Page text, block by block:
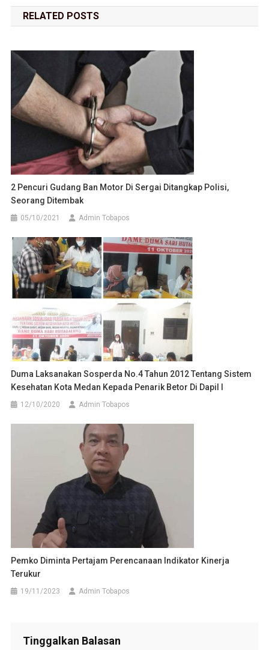
RELATED POSTS
2 Pencuri Gudang Ban Motor Di Sergai Ditangkap Polisi,
Seorang Ditembak
05/10/2021 Admin Tobapos
Duma Laksanakan Sosperda No.4 Tahun 2012 Tentang Sistem
Kesehatan Kota Medan Kepada Penarik Betor Di Dapil I
12/10/2020 Admin Tobapos
Pemko Diminta Pertajam Perencanaan Indikator Kinerja
Terukur
19/11/2023 Admin Tobapos
Tinggalkan Balasan